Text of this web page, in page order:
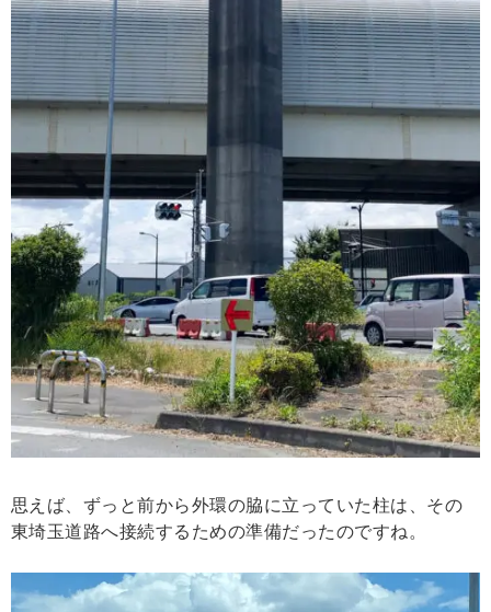
思えば、ずっと前から外環の脇に立っていた柱は、その
東埼玉道路へ接続するための準備だったのですね。